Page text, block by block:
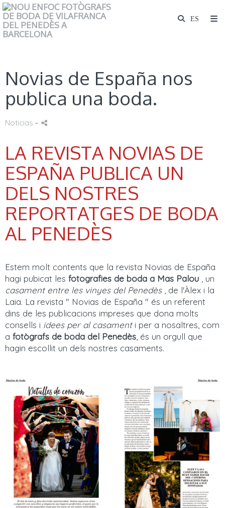
Novias de España nos
publica una boda.
Noticias -
LA REVISTA NOVIAS DE
ESPAÑA PUBLICA UN
DELS NOSTRES
REPORTATGES DE BODA
AL PENEDÈS
Estem molt contents que la revista Novias de España
hagi pubicat les fotografies de boda a Mas Palou , un
casament entre les vinyes del Penedès, de l'Àlex i la
Laia. La revista " Novias de España " és un referent
dins de les publicacions impreses que dona molts
consells i idees per al casamenti per a nosaltres, com
a fotògrafs de boda del Penedès , és un orgull que
hagin escollit un dels nostres casaments.